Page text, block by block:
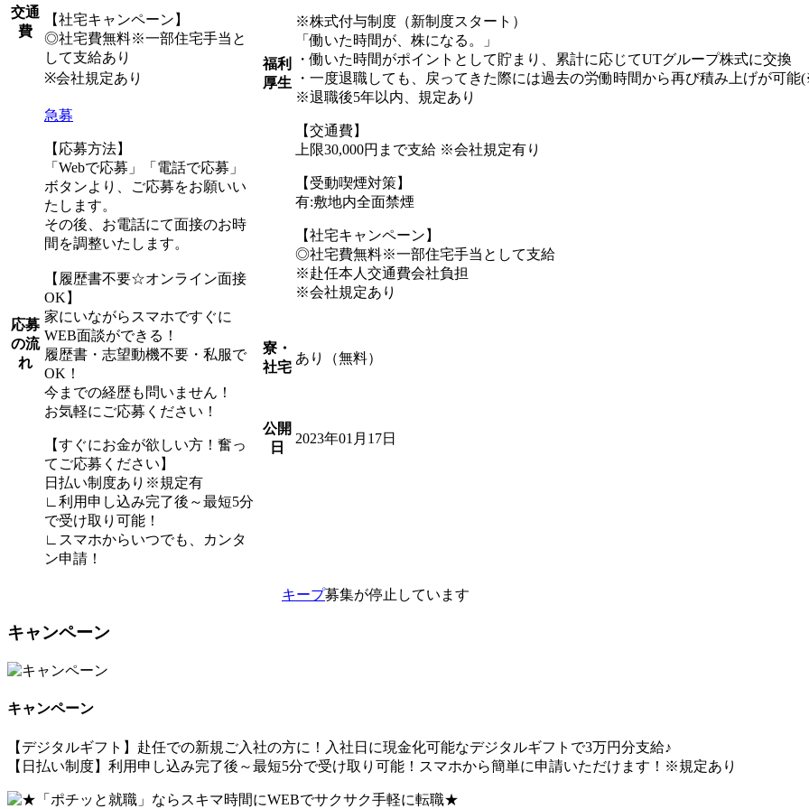
交通
費
【社宅キャンペーン】
◎社宅費無料※一部住宅手当と
して支給あり
※会社規定あり
応募
の流
れ
急募
【応募方法】
「Webで応募」「電話で応募」
ボタンより、ご応募をお願いい
たします。
その後、お電話にて面接のお時
間を調整いたします。
【履歴書不要☆オンライン面接
OK】
家にいながらスマホですぐに
WEB面談ができる！
履歴書・志望動機不要・私服で
OK！
今までの経歴も問いません！
お気軽にご応募ください！
【すぐにお金が欲しい方！奮っ
てご応募ください】
日払い制度あり※規定有
∟利用申し込み完了後～最短5分
で受け取り可能！
∟スマホからいつでも、カンタ
ン申請！
福利
厚生
※株式付与制度（新制度スタート）
「働いた時間が、株になる。」
・働いた時間がポイントとして貯まり、累計に応じてUTグループ株式に交換
・一度退職しても、戻ってきた際には過去の労働時間から再び積み上げが可
※退職後5年以内、規定あり
【交通費】
上限30,000円まで支給 ※会社規定有り
【受動喫煙対策】
有:敷地内全面禁煙
【社宅キャンペーン】
◎社宅費無料※一部住宅手当として支給
※赴任本人交通費会社負担
※会社規定あり
寮・
社宅
あり（無料）
公開
日
2023年01月17日
キープ募集が停止しています
キャンペーン
キャンペーン
【デジタルギフト】赴任での新規ご入社の方に！入社日に現金化可能なデジタルギフトで3万円分支給♪
【日払い制度】利用申し込み完了後～最短5分で受け取り可能！スマホから簡単に申請いただけます！※規定あり